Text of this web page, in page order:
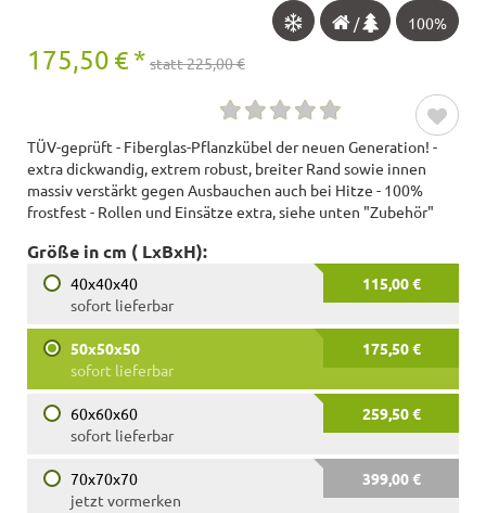
100%
/
175,50 € * statt 225,00 €
TÜV-geprüft - Fiberglas-Pflanzkübel der neuen Generation! -
extra dickwandig, extrem robust, breiter Rand sowie innen
massiv verstärkt gegen Ausbauchen auch bei Hitze - 100%
frostfest - Rollen und Einsätze extra, siehe unten "Zubehör"
Größe in cm ( LxBxH):
40x40x40
115,00 €
sofort lieferbar
50x50x50
175,50 €
sofort lieferbar
60x60x60
259,50 €
sofort lieferbar
70x70x70
399,00 €
jetzt vormerken